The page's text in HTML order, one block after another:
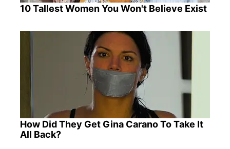
10 Tallest Women You Won't Believe Exist
How Did They Get Gina Carano To Take It
All Back?